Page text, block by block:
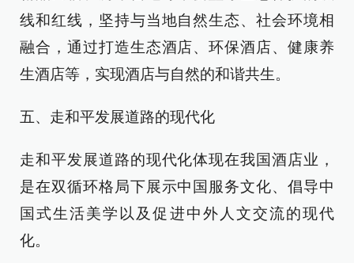
线和红线，坚持与当地自然生态、社会环境相
融合，通过打造生态酒店、环保酒店、健康养
生酒店等，实现酒店与自然的和谐共生。
五、走和平发展道路的现代化
走和平发展道路的现代化体现在我国酒店业，
是在双循环格局下展示中国服务文化、倡导中
国式生活美学以及促进中外人文交流的现代
化。